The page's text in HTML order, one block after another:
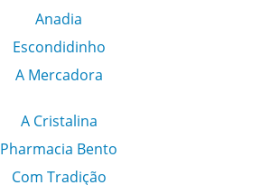
Anadia
Escondidinho
A Mercadora
A Cristalina
Pharmacia Bento
Com Tradição